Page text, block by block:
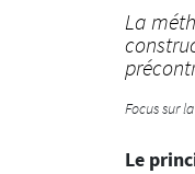
La
Focus sur
Le